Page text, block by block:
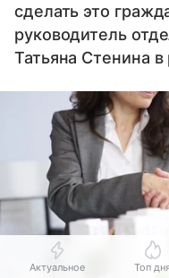
сделать это
руководитель
Татьяна Стенина в
Актуальное Топ